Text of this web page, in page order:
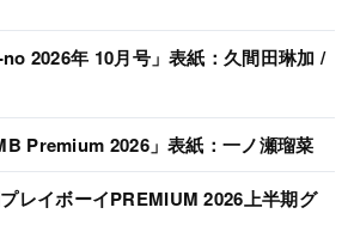
no 2026年 10月号」表紙：久間田琳加 /
Premium 2026」表紙：一ノ瀬瑠菜
プレイボーイPREMIUM 2026上半期グ